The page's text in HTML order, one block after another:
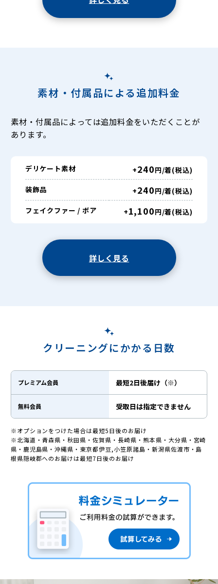
素材・付属品による追加料金
素材・付属品によっては追加料金をいただくことが
あります。
デリケート素材 +240円/着(税込)
装飾品
+240円/着(税込)
フェイクファー / ボア
+1,100円/着(税込)
詳しく見る
クリーニングにかかる日数
プレミアム会員 最短2日後届け（※）
無料会員 受取日は指定できません
※オプションをつけた場合は最短5日後のお届け
※北海道・青森県・秋田県・佐賀県・長崎県・熊本県・大分県・宮崎
県・鹿児島県・沖縄県・東京都伊豆,小笠原諸島・新潟県佐渡市・島
根県隠岐郡へのお届けは最短7日後のお届け